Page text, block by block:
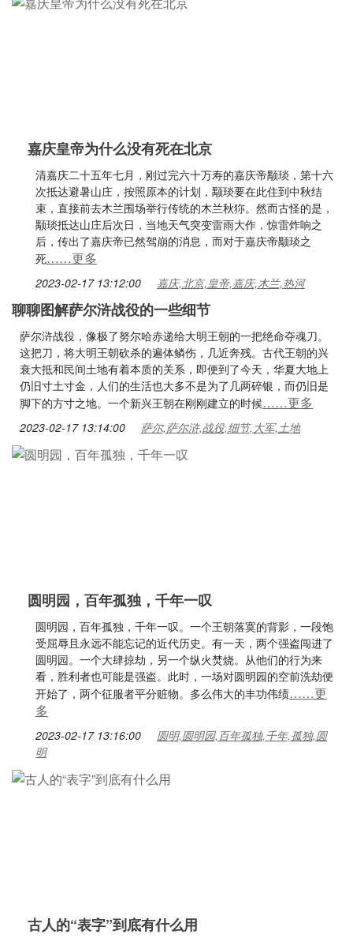
嘉庆皇帝为什么没有死在北京
清嘉庆二十五年七月，刚过完六十万寿的嘉庆帝颙琰，第十六
次抵达避暑山庄，按照原本的计划，颙琰要在此住到中秋结
束，直接前去木兰围场举行传统的木兰秋狝。然而古怪的是，
颙琰抵达山庄后次日，当地天气突变雷雨大作，惊雷炸响之
后，传出了嘉庆帝已然驾崩的消息，而对于嘉庆帝颙琰之
死……更多
2023-02-17 13:12:00 嘉庆,北京,皇帝,嘉庆,木兰,热河
聊聊图解萨尔浒战役的一些细节
萨尔浒战役，像极了努尔哈赤递给大明王朝的一把绝命夺魂刀。
这把刀，将大明王朝砍杀的遍体鳞伤，几近奔残。古代王朝的兴
衰大抵和民间土地有着本质的关系，即便到了今天，华夏大地上
仍旧寸土寸金，人们的生活也大多不是为了几两碎银，而仍旧是
脚下的方寸之地。一个新兴王朝在刚刚建立的时候……更多
2023-02-17 13:14:00 萨尔,萨尔浒,战役,细节,大军,土地
圆明园，百年孤独，千年一叹
圆明园，百年孤独，千年一叹。一个王朝落寞的背影，一段饱
受屈辱且永远不能忘记的近代历史。有一天，两个强盗闯进了
圆明园。一个大肆掠劫，另一个纵火焚烧。从他们的行为来
看，胜利者也可能是强盗。此时，一场对圆明园的空前洗劫便
开始了，两个征服者平分赃物。多么伟大的丰功伟绩……更
多
2023-02-17 13:16:00
圆明,圆明园,百年孤独,千年,孤独,圆
明
古人的“表字”到底有什么用